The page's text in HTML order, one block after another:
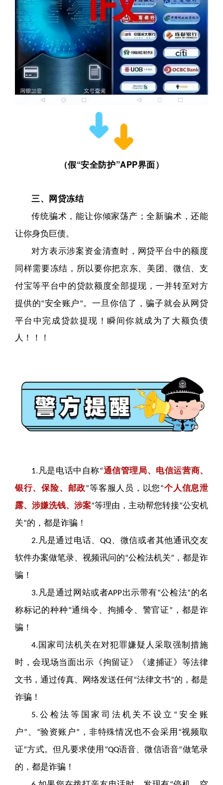
（假“安全防护”APP界面）
三、 网贷冻结
传统骗术，能让你倾家荡产；全新骗术，还能
让你身负巨债。
对方表示涉案资金清查时，网贷平台中的额度
同样需要冻结，所以要你把京东、美团、微信、支
付宝等平台中的贷款额度全部提现，一并转至对方
提供的“安全账户”。 一旦你信了，骗子就会从网贷
平台中完成贷款提现！瞬间你就成为了大额负债
人！！！
1. 凡是电话中自称“通信管理局、电信运营商、
银行、保险、邮政”等客服人员，以您“个人信息泄
露、涉嫌洗钱、涉案”等理由，主动帮您转接“公安机
关”的，都是诈骗！
2. 凡是通过电话、QQ、微信或者其他通讯交友
软件办案做笔录、视频讯问的“公检法机关” ，都是诈
骗！
3. 凡是通过网站或者APP出示带有“公检法”的名
称标记的种种“通缉令、拘捕令、警官证” ，都是诈
骗！
4. 国家司法机关在对犯罪嫌疑人采取强制措施
时，会现场当面出示《拘留证》《逮捕证》等法律
文书，通过传真、网络发送任何“法律文书”的，都是
诈骗！
5. 公检法等国家司法机关不设立 “ 安全账
户” 、 “验资账户” ，非特殊情况也不会采用 “视频取
证”方式。但凡要求使用 “QQ语音、微信语音”做笔录
的，都是诈骗！